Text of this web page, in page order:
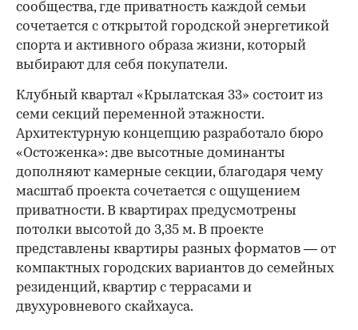
сообщества, где приватность каждой семьи
сочетается с открытой городской энергетикой
спорта и активного образа жизни, который
выбирают для себя покупатели.
Клубный квартал «Крылатская 33» состоит из
семи секций переменной этажности.
Архитектурную концепцию разработало бюро
«Остоженка»: две высотные доминанты
дополняют камерные секции, благодаря чему
масштаб проекта сочетается с ощущением
приватности. В квартирах предусмотрены
потолки высотой до 3,35 м. В проекте
представлены квартиры разных форматов — от
компактных городских вариантов до семейных
резиденций, квартир с террасами и
двухуровневого скайхауса.